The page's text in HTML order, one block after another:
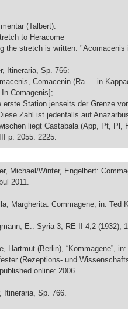
(Talbert):
to Heracome
the stretch is written: "Acomacenis
Itineraria, Sp. 766:
Comacenin (Ra — in
In Comagenis];
erste Station jenseits der Grenze
Zahl ist jedenfalls auf
liegt Castabala (App, Pt,
p. 2055. 2225.
Michael/Winter, Engelbert:
2011.
Margherita: Commagene, in: Ted
E.: Syria 3, RE II 4,2 (1932),
Hartmut (Berlin), “Kommagene”,
(Rezeptions- und
online: 2006.
Itineraria, Sp. 766.